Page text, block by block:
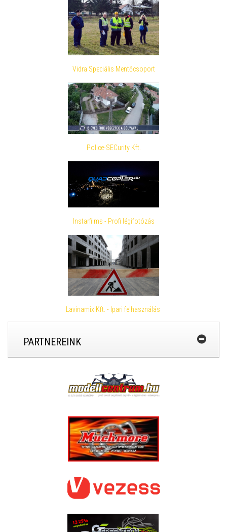
Vidra Speciális Mentőcsoport
Police-SECurity Kft.
Instarfilms - Profi légifotózás
Lavinamix Kft. - Ipari felhasználás
PARTNEREINK